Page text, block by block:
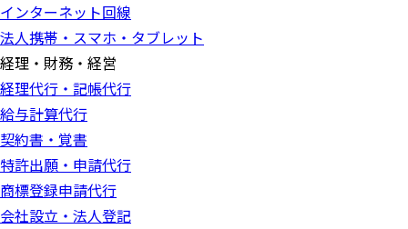
インターネット回線
法人携帯・スマホ・タブレット
経理・財務・経営
経理代行・記帳代行
給与計算代行
契約書・覚書
特許出願・申請代行
商標登録申請代行
会社設立・法人登記